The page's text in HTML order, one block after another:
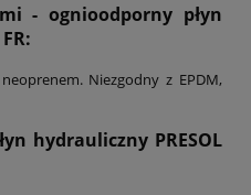
- ognioodporny płyn
Niezgodny z EPDM,
hydrauliczny PRESOL